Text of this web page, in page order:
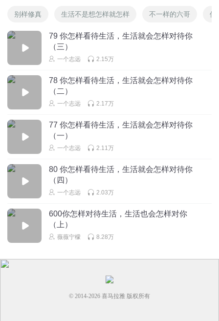
别样修真 生活不是想怎样就怎样 不一样的六哥 像
79 你怎样看待生活，生活就会怎样对待你
（三）
一个志远 2.15万
78 你怎样看待生活，生活就会怎样对待你
（二）
一个志远 2.17万
77 你怎样看待生活，生活就会怎样对待你
（一）
一个志远 2.11万
80 你怎样看待生活，生活就会怎样对待你
（四）
一个志远 2.03万
600你怎样对待生活，生活也会怎样对你
（上）
薇薇宁檬 8.28万
© 2014-2026 喜马拉雅 版权所有